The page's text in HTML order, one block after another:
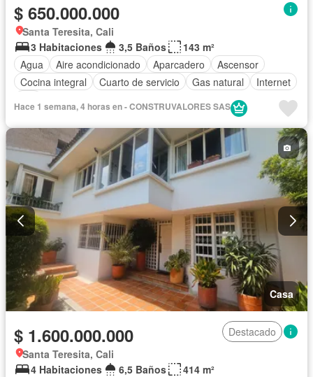
$ 650.000.000
Santa Teresita, Cali
3 Habitaciones
3,5 Baños
143 m²
Agua
Aire acondicionado Aparcadero
Ascensor
Cocina integral
Cuarto de servicio Gas natural
Internet
Hace 1 semana, 4 horas en - CONSTRUVALORES SAS
Casa
$ 1.600.000.000
Destacado
Santa Teresita, Cali
4 Habitaciones
6,5 Baños
414 m²